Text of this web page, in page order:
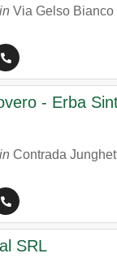
Via Gelso Bianco
- Erba
Contrada
SRL